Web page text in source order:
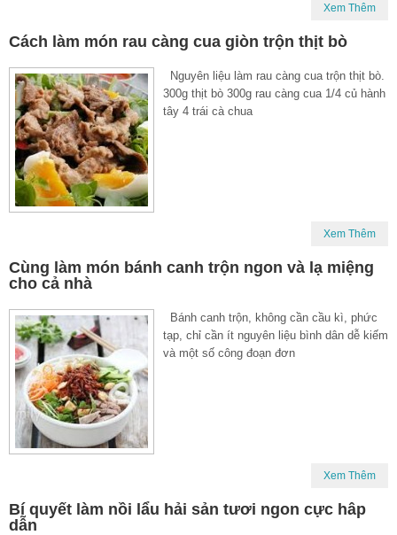
Xem Thêm
Cách làm món rau càng cua giòn trộn thịt bò
Nguyên liệu làm rau càng cua trộn thịt bò.
300g thịt bò 300g rau càng cua 1/4 củ hành
tây 4 trái cà chua
Xem Thêm
Cùng làm món bánh canh trộn ngon và lạ miệng
cho cả nhà
Bánh canh trộn, không cần cầu kì, phức
tạp, chỉ cần ít nguyên liệu bình dân dễ kiếm
và một số công đoạn đơn
Xem Thêm
Bí quyết làm nồi lẩu hải sản tươi ngon cực hâp
dẫn